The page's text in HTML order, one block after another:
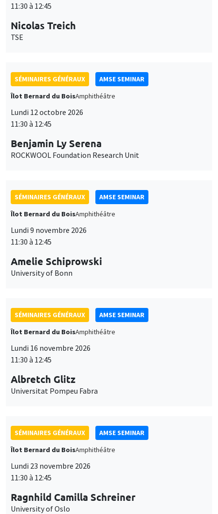
11:30 à 12:45
Nicolas Treich
TSE
SÉMINAIRES GÉNÉRAUX
AMSE SEMINAR
Îlot Bernard du BoisAmphithéâtre
Lundi 12 octobre 2026
11:30 à 12:45
Benjamin Ly Serena
ROCKWOOL Foundation Research Unit
SÉMINAIRES GÉNÉRAUX
AMSE SEMINAR
Îlot Bernard du BoisAmphithéâtre
Lundi 9 novembre 2026
11:30 à 12:45
Amelie Schiprowski
University of Bonn
SÉMINAIRES GÉNÉRAUX
AMSE SEMINAR
Îlot Bernard du BoisAmphithéâtre
Lundi 16 novembre 2026
11:30 à 12:45
Albretch Glitz
Universitat Pompeu Fabra
SÉMINAIRES GÉNÉRAUX
AMSE SEMINAR
Îlot Bernard du BoisAmphithéâtre
Lundi 23 novembre 2026
11:30 à 12:45
Ragnhild Camilla Schreiner
University of Oslo